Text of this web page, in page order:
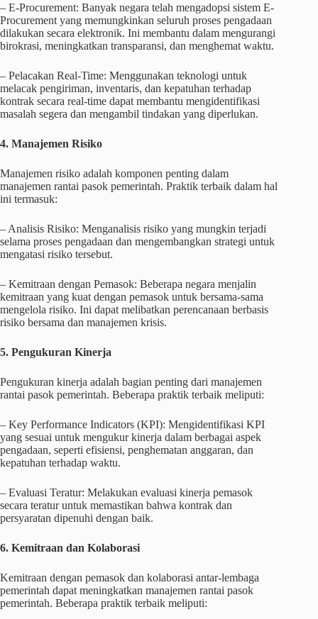
– E-Procurement: Banyak negara telah mengadopsi sistem E-
Procurement yang memungkinkan seluruh proses pengadaan
dilakukan secara elektronik. Ini membantu dalam mengurangi
birokrasi, meningkatkan transparansi, dan menghemat waktu.
– Pelacakan Real-Time: Menggunakan teknologi untuk
melacak pengiriman, inventaris, dan kepatuhan terhadap
kontrak secara real-time dapat membantu mengidentifikasi
masalah segera dan mengambil tindakan yang diperlukan.
4. Manajemen Risiko
Manajemen risiko adalah komponen penting dalam
manajemen rantai pasok pemerintah. Praktik terbaik dalam hal
ini termasuk:
– Analisis Risiko: Menganalisis risiko yang mungkin terjadi
selama proses pengadaan dan mengembangkan strategi untuk
mengatasi risiko tersebut.
– Kemitraan dengan Pemasok: Beberapa negara menjalin
kemitraan yang kuat dengan pemasok untuk bersama-sama
mengelola risiko. Ini dapat melibatkan perencanaan berbasis
risiko bersama dan manajemen krisis.
5. Pengukuran Kinerja
Pengukuran kinerja adalah bagian penting dari manajemen
rantai pasok pemerintah. Beberapa praktik terbaik meliputi:
– Key Performance Indicators (KPI): Mengidentifikasi KPI
yang sesuai untuk mengukur kinerja dalam berbagai aspek
pengadaan, seperti efisiensi, penghematan anggaran, dan
kepatuhan terhadap waktu.
– Evaluasi Teratur: Melakukan evaluasi kinerja pemasok
secara teratur untuk memastikan bahwa kontrak dan
persyaratan dipenuhi dengan baik.
6. Kemitraan dan Kolaborasi
Kemitraan dengan pemasok dan kolaborasi antar-lembaga
pemerintah dapat meningkatkan manajemen rantai pasok
pemerintah. Beberapa praktik terbaik meliputi: